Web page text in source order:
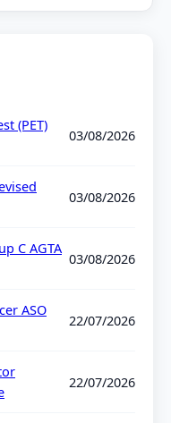
(PET)
03/08/2026
03/08/2026
C AGTA
03/08/2026
ASO
22/07/2026
22/07/2026